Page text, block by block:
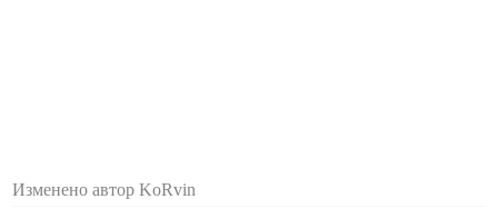
Изменено автор KoRvin